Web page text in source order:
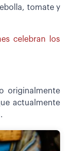
tomate y
celebran los
originalmente
actualmente